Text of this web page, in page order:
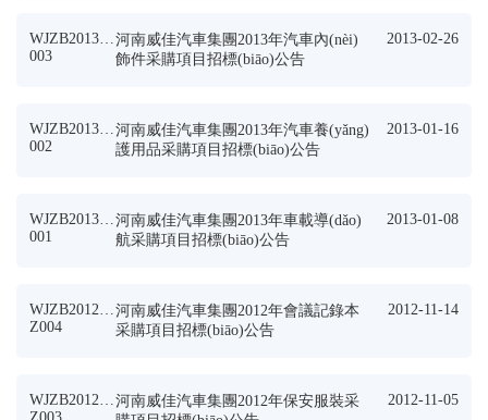
WJZB2013JP
003
河南威佳汽車集團2013年汽車內(nèi)
飾件采購項目招標(biāo)公告
2013-02-26
WJZB2013JP
002
河南威佳汽車集團2013年汽車養(yǎng)
護用品采購項目招標(biāo)公告
2013-01-16
WJZB2013JP
001
河南威佳汽車集團2013年車載導(dǎo)
航采購項目招標(biāo)公告
2013-01-08
WJZB2012X
Z004
河南威佳汽車集團2012年會議記錄本
采購項目招標(biāo)公告
2012-11-14
WJZB2012X 河南威佳汽車集團2012年保安服裝采
2012-11-05